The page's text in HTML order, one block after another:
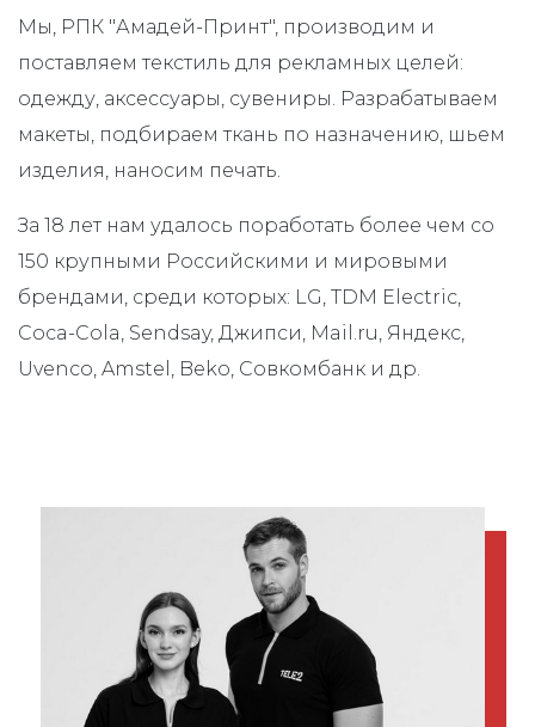
Мы, РПК "Амадей-Принт", производим и
поставляем текстиль для рекламных целей:
одежду, аксессуары, сувениры. Разрабатываем
макеты, подбираем ткань по назначению, шьем
изделия, наносим печать.
За 18 лет нам удалось поработать более чем со
150 крупными Российскими и мировыми
брендами, среди которых: LG, TDM Electric,
Coca-Cola, Sendsay, Джипси, Mail.ru, Яндекс,
Uvenco, Amstel, Beko, Совкомбанк и др.